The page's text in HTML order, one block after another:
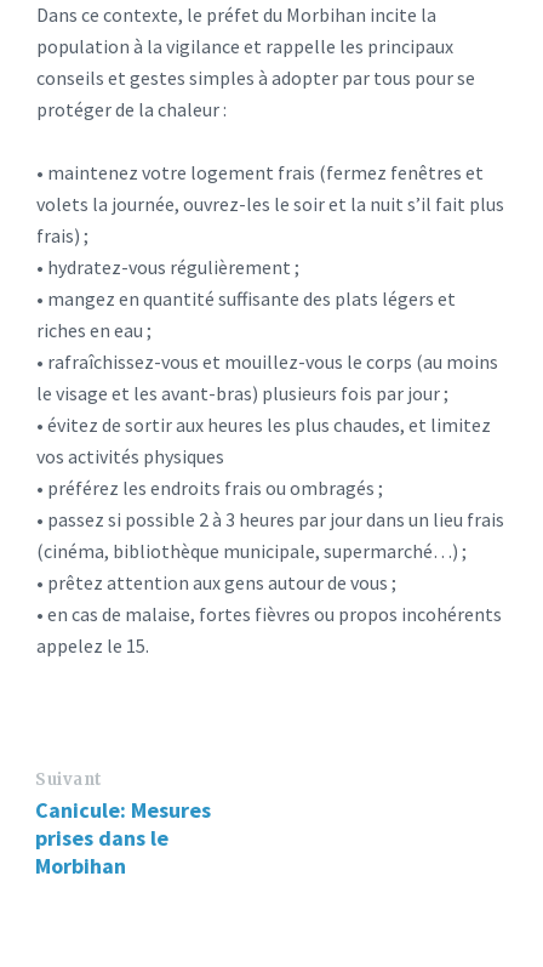
Dans ce contexte, le préfet du Morbihan incite la
population à la vigilance et rappelle les principaux
conseils et gestes simples à adopter par tous pour se
protéger de la chaleur :
• maintenez votre logement frais (fermez fenêtres et
volets la journée, ouvrez-les le soir et la nuit s’il fait plus
frais) ;
• hydratez-vous régulièrement ;
• mangez en quantité suffisante des plats légers et
riches en eau ;
• rafraîchissez-vous et mouillez-vous le corps (au moins
le visage et les avant-bras) plusieurs fois par jour ;
• évitez de sortir aux heures les plus chaudes, et limitez
vos activités physiques
• préférez les endroits frais ou ombragés ;
• passez si possible 2 à 3 heures par jour dans un lieu frais
(cinéma, bibliothèque municipale, supermarché…) ;
• prêtez attention aux gens autour de vous ;
• en cas de malaise, fortes fièvres ou propos incohérents
appelez le 15.
Suivant
Canicule: Mesures
prises dans le
Morbihan